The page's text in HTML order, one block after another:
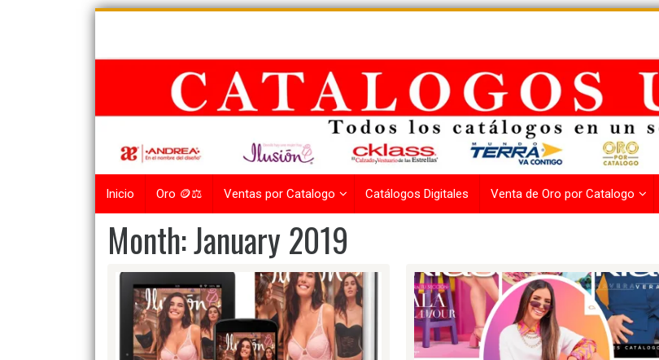
Skip
Inicio Oro 🪙⚖️ Ventas por Catalogo Catálogos Digitales Venta de Oro por Catalogo
Month:January 2019